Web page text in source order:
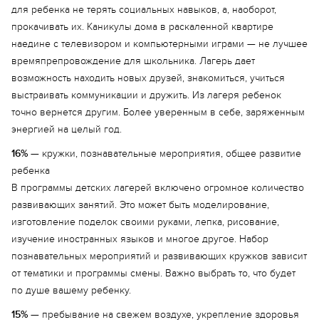
для ребенка не терять социальных навыков, а, наоборот,
прокачивать их. Каникулы дома в раскаленной квартире
наедине с телевизором и компьютерными играми — не лучшее
времяпрепровождение для школьника. Лагерь дает
возможность находить новых друзей, знакомиться, учиться
выстраивать коммуникации и дружить. Из лагеря ребенок
точно вернется другим. Более уверенным в себе, заряженным
энергией на целый год.
16% — кружки, познавательные мероприятия, общее развитие
ребенка
В программы детских лагерей включено огромное количество
развивающих занятий. Это может быть моделирование,
изготовление поделок своими руками, лепка, рисование,
изучение иностранных языков и многое другое. Набор
познавательных мероприятий и развивающих кружков зависит
от тематики и программы смены. Важно выбрать то, что будет
по душе вашему ребенку.
15% — пребывание на свежем воздухе, укрепление здоровья